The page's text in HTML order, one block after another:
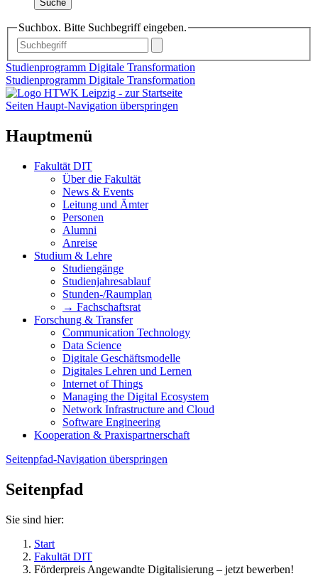
Suche
Suchbox. Bitte Suchbegriff eingeben.
Studienprogramm Digitale Transformation
Studienprogramm Digitale Transformation
Seiten Haupt-Navigation überspringen
Hauptmenü
Fakultät DIT
Über die Fakultät
News & Events
Leitung und Ämter
Personen
Alumni
Anreise
Studium & Lehre
Studiengänge
Studienjahresablauf
Stunden-/Raumplan
→ Fachschaftsrat
Forschung & Transfer
Communication Technology
Data Science
Digitale Geschäftsmodelle
Digitales Lehren und Lernen
Internet of Things
Managing the Digital Ecosystem
Network Infrastructure and Cloud
Software Engineering
Kooperation & Praxispartnerschaft
Seitenpfad-Navigation überspringen
Seitenpfad
Sie sind hier:
Start
Fakultät DIT
Förderpreis Angewandte Digitalisierung – jetzt bewerben!